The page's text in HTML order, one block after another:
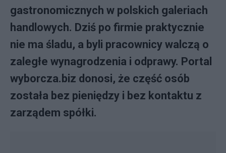
gastronomicznych w polskich galeriach
handlowych. Dziś po firmie praktycznie
nie ma śladu, a byli pracownicy walczą o
zaległe wynagrodzenia i odprawy. Portal
wyborcza.biz donosi, że część osób
została bez pieniędzy i bez kontaktu z
zarządem spółki.